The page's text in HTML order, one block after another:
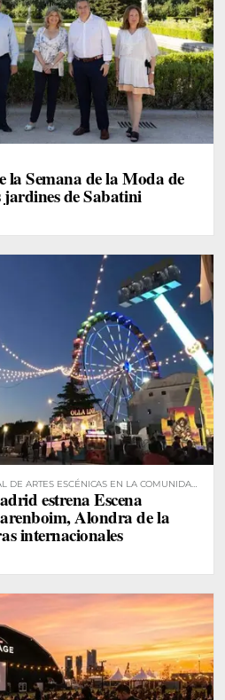
la Semana de la Moda de
jardines de Sabatini
DE ARTES ESCÉNICAS EN LA COMUNIDAD
estrena Escena
Alondra de la
internacionales